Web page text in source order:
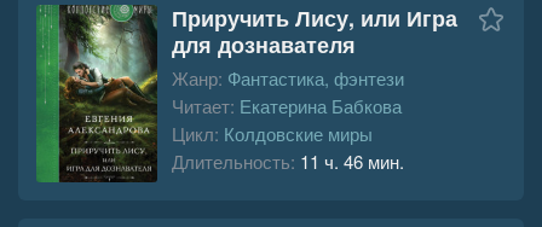
Приручить Лису, или Игра
для дознавателя
Жанр: Фантастика, фэнтези
Читает: Екатерина Бабкова
Цикл: Колдовские миры
Длительность: 11 ч. 46 мин.